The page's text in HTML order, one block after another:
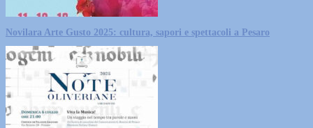
Novilara Arte Gusto 2025: cultura, sapori e spettacoli a Pesaro